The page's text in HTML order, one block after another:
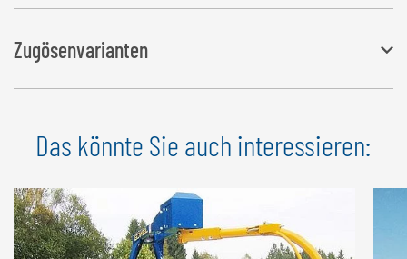
Zugösenvarianten
Das könnte Sie auch interessieren: